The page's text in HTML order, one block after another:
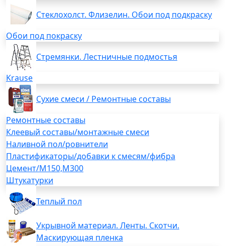
Стеклохолст. Флизелин. Обои под подкраску
Обои под покраску
Стремянки. Лестничные подмостья
Krause
Сухие смеси / Ремонтные составы
Ремонтные составы
Клеевый составы/монтажные смеси
Наливной пол/ровнители
Пластификаторы/добавки к смесям/фибра
Цемент/М150,М300
Штукатурки
Теплый пол
Укрывной материал. Ленты. Скотчи.
Маскирующая пленка